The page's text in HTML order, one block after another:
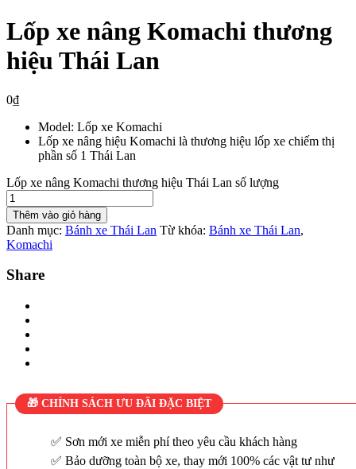
Lốp xe nâng Komachi thương
hiệu Thái Lan
0₫
Model: Lốp xe Komachi
Lốp xe nâng hiệu Komachi là thương hiệu lốp xe chiếm thị
phần số 1 Thái Lan
Lốp xe nâng Komachi thương hiệu Thái Lan số lượng
Thêm vào giỏ hàng
Danh mục: Bánh xe Thái Lan Từ khóa: Bánh xe Thái Lan,
Komachi
Share
🎁 CHÍNH SÁCH ƯU ĐÃI ĐẶC BIỆT
Sơn mới xe miễn phí theo yêu cầu khách hàng
Bảo dưỡng toàn bộ xe, thay mới 100% các vật tư như